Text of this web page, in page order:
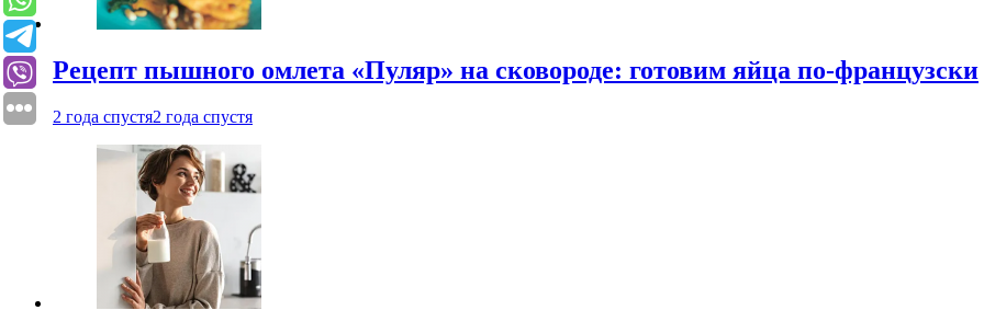
Рецепт пышного омлета «Пуляр» на сковороде: готовим яйца по-французски
2 года спустя2 года спустя